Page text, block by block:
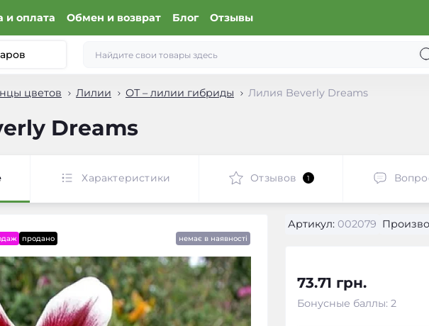
и оплата Обмен и возврат Блог Отзывы
цветов Лилии ОТ – лилии гибриды Лилия Beverly Dreams
Dreams
Характеристики Отзывов 1
продано немає в наявності
Артикул: 002079
73.71 грн.
Бонусные баллы: 2